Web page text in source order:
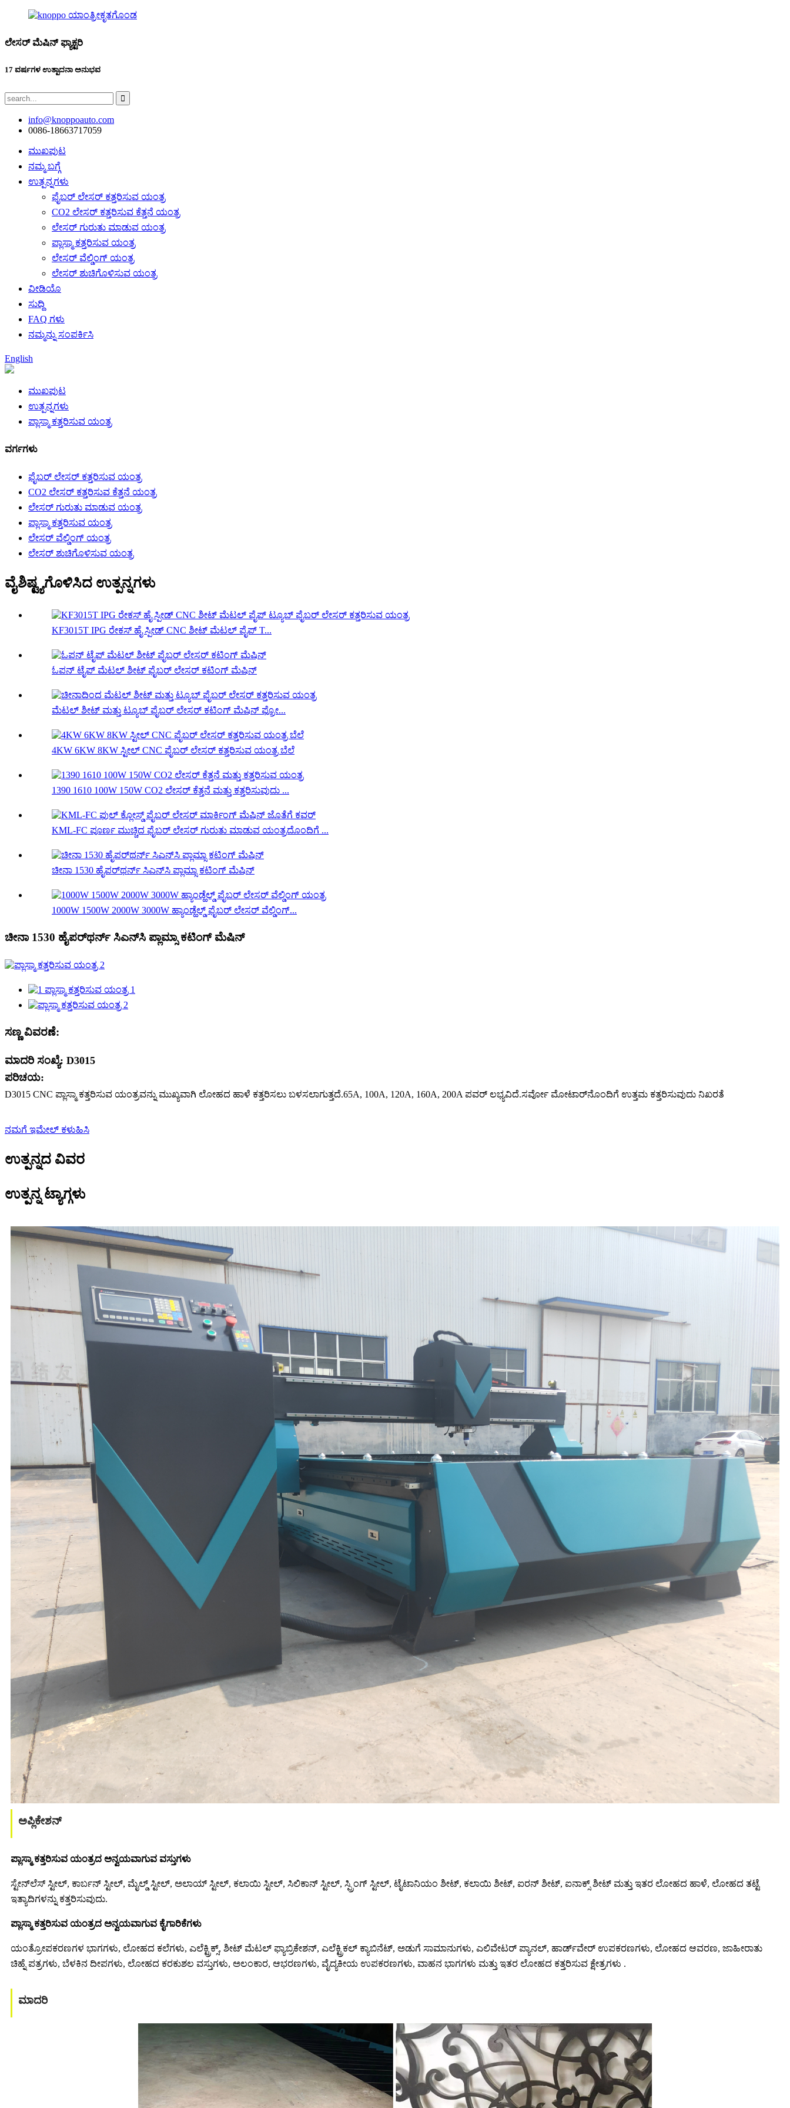
ಲೇಸರ್ ಮೆಷಿನ್ ಫ್ಯಾಕ್ಟರಿ
17 ವರ್ಷಗಳ ಉತ್ಪಾದನಾ ಅನುಭವ
info@knoppoauto.com
0086-18663717059
ಮುಖಪುಟ
ನಮ್ಮ ಬಗ್ಗೆ
ಉತ್ಪನ್ನಗಳು
ಫೈಬರ್ ಲೇಸರ್ ಕತ್ತರಿಸುವ ಯಂತ್ರ
CO2 ಲೇಸರ್ ಕತ್ತರಿಸುವ ಕೆತ್ತನೆ ಯಂತ್ರ
ಲೇಸರ್ ಗುರುತು ಮಾಡುವ ಯಂತ್ರ
ಪ್ಲಾಸ್ಮಾ ಕತ್ತರಿಸುವ ಯಂತ್ರ
ಲೇಸರ್ ವೆಲ್ಡಿಂಗ್ ಯಂತ್ರ
ಲೇಸರ್ ಶುಚಿಗೊಳಿಸುವ ಯಂತ್ರ
ವೀಡಿಯೊ
ಸುದ್ದಿ
FAQ ಗಳು
ನಮ್ಮನ್ನು ಸಂಪರ್ಕಿಸಿ
English
ಮುಖಪುಟ
ಉತ್ಪನ್ನಗಳು
ಪ್ಲಾಸ್ಮಾ ಕತ್ತರಿಸುವ ಯಂತ್ರ
ವರ್ಗಗಳು
ಫೈಬರ್ ಲೇಸರ್ ಕತ್ತರಿಸುವ ಯಂತ್ರ
CO2 ಲೇಸರ್ ಕತ್ತರಿಸುವ ಕೆತ್ತನೆ ಯಂತ್ರ
ಲೇಸರ್ ಗುರುತು ಮಾಡುವ ಯಂತ್ರ
ಪ್ಲಾಸ್ಮಾ ಕತ್ತರಿಸುವ ಯಂತ್ರ
ಲೇಸರ್ ವೆಲ್ಡಿಂಗ್ ಯಂತ್ರ
ಲೇಸರ್ ಶುಚಿಗೊಳಿಸುವ ಯಂತ್ರ
ವೈಶಿಷ್ಟ್ಯಗೊಳಿಸಿದ ಉತ್ಪನ್ನಗಳು
KF3015T IPG ರೇಕಸ್ ಹೈ ಸ್ಪೀಡ್ CNC ಶೀಟ್ ಮೆಟಲ್ ಪೈಪ್ T...
ಓಪನ್ ಟೈಪ್ ಮೆಟಲ್ ಶೀಟ್ ಫೈಬರ್ ಲೇಸರ್ ಕಟಿಂಗ್ ಮೆಷಿನ್
ಮೆಟಲ್ ಶೀಟ್ ಮತ್ತು ಟ್ಯೂಬ್ ಫೈಬರ್ ಲೇಸರ್ ಕಟಿಂಗ್ ಮೆಷಿನ್ ಫ್ರೋ...
4KW 6KW 8KW ಸ್ಟೀಲ್ CNC ಫೈಬರ್ ಲೇಸರ್ ಕತ್ತರಿಸುವ ಯಂತ್ರ ಬೆಲೆ
1390 1610 100W 150W CO2 ಲೇಸರ್ ಕೆತ್ತನೆ ಮತ್ತು ಕತ್ತರಿಸುವುದು ...
KML-FC ಪೂರ್ಣ ಮುಚ್ಚಿದ ಫೈಬರ್ ಲೇಸರ್ ಗುರುತು ಮಾಡುವ ಯಂತ್ರದೊಂದಿಗೆ ...
ಚೀನಾ 1530 ಹೈಪರ್‌ಥರ್ನ್ ಸಿಎನ್‌ಸಿ ಪ್ಲಾಮ್ಸಾ ಕಟಿಂಗ್ ಮೆಷಿನ್
1000W 1500W 2000W 3000W ಹ್ಯಾಂಡ್ಹೆಲ್ಡ್ ಫೈಬರ್ ಲೇಸರ್ ವೆಲ್ಡಿಂಗ್...
ಚೀನಾ 1530 ಹೈಪರ್‌ಥರ್ನ್ ಸಿಎನ್‌ಸಿ ಪ್ಲಾಮ್ಸಾ ಕಟಿಂಗ್ ಮೆಷಿನ್
ಸಣ್ಣ ವಿವರಣೆ:
ಮಾದರಿ ಸಂಖ್ಯೆ: D3015
ಪರಿಚಯ:
D3015 CNC ಪ್ಲಾಸ್ಮಾ ಕತ್ತರಿಸುವ ಯಂತ್ರವನ್ನು ಮುಖ್ಯವಾಗಿ ಲೋಹದ ಹಾಳೆ ಕತ್ತರಿಸಲು ಬಳಸಲಾಗುತ್ತದೆ.65A, 100A, 120A, 160A, 200A ಪವರ್ ಲಭ್ಯವಿದೆ.ಸರ್ವೋ ಮೋಟಾರ್‌ನೊಂದಿಗೆ ಉತ್ತಮ ಕತ್ತರಿಸುವುದು ನಿಖರತೆ
ನಮಗೆ ಇಮೇಲ್ ಕಳುಹಿಸಿ
ಉತ್ಪನ್ನದ ವಿವರ
ಉತ್ಪನ್ನ ಟ್ಯಾಗ್ಗಳು
ಅಪ್ಲಿಕೇಶನ್
ಪ್ಲಾಸ್ಮಾ ಕತ್ತರಿಸುವ ಯಂತ್ರದ ಅನ್ವಯವಾಗುವ ವಸ್ತುಗಳು
ಸ್ಟೇನ್‌ಲೆಸ್ ಸ್ಟೀಲ್, ಕಾರ್ಬನ್ ಸ್ಟೀಲ್, ಮೈಲ್ಡ್ ಸ್ಟೀಲ್, ಅಲಾಯ್ ಸ್ಟೀಲ್, ಕಲಾಯಿ ಸ್ಟೀಲ್, ಸಿಲಿಕಾನ್ ಸ್ಟೀಲ್, ಸ್ಪ್ರಿಂಗ್ ಸ್ಟೀಲ್, ಟೈಟಾನಿಯಂ ಶೀಟ್, ಕಲಾಯಿ ಶೀಟ್, ಐರನ್ ಶೀಟ್, ಐನಾಕ್ಸ್ ಶೀಟ್ ಮತ್ತು ಇತರ ಲೋಹದ ಹಾಳೆ, ಲೋಹದ ತಟ್ಟೆ
ಇತ್ಯಾದಿಗಳನ್ನು ಕತ್ತರಿಸುವುದು.
ಪ್ಲಾಸ್ಮಾ ಕತ್ತರಿಸುವ ಯಂತ್ರದ ಅನ್ವಯವಾಗುವ ಕೈಗಾರಿಕೆಗಳು
ಯಂತ್ರೋಪಕರಣಗಳ ಭಾಗಗಳು, ಲೋಹದ ಕಲೆಗಳು, ಎಲೆಕ್ಟ್ರಿಕ್ಸ್, ಶೀಟ್ ಮೆಟಲ್ ಫ್ಯಾಬ್ರಿಕೇಶನ್, ಎಲೆಕ್ಟ್ರಿಕಲ್ ಕ್ಯಾಬಿನೆಟ್, ಅಡುಗೆ ಸಾಮಾನುಗಳು, ಎಲಿವೇಟರ್ ಪ್ಯಾನಲ್, ಹಾರ್ಡ್‌ವೇರ್ ಉಪಕರಣಗಳು, ಲೋಹದ ಆವರಣ, ಜಾಹೀರಾತು
ಚಿಹ್ನೆ ಪತ್ರಗಳು, ಬೆಳಕಿನ ದೀಪಗಳು, ಲೋಹದ ಕರಕುಶಲ ವಸ್ತುಗಳು, ಅಲಂಕಾರ, ಆಭರಣಗಳು, ವೈದ್ಯಕೀಯ ಉಪಕರಣಗಳು, ವಾಹನ ಭಾಗಗಳು ಮತ್ತು ಇತರ ಲೋಹದ ಕತ್ತರಿಸುವ ಕ್ಷೇತ್ರಗಳು .
ಮಾದರಿ